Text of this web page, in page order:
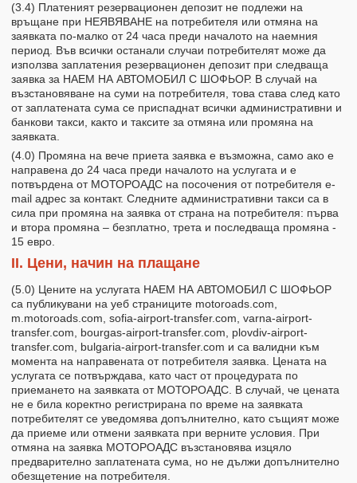
(3.4) Платеният резервационен депозит не подлежи на
връщане при НЕЯВЯВАНЕ на потребителя или отмяна на
заявката по-малко от 24 часа преди началото на наемния
период. Във всички останали случаи потребителят може да
използва заплатения резервационен депозит при следваща
заявка за НАЕМ НА АВТОМОБИЛ С ШОФЬОР. В случай на
възстановяване на суми на потребителя, това става след като
от заплатената сума се приспаднат всички административни и
банкови такси, както и таксите за отмяна или промяна на
заявката.
(4.0) Промяна на вече приета заявка е възможна, само ако е
направена до 24 часа преди началото на услугата и е
потвърдена от МОТОРОАДС на посочения от потребителя e-
mail адрес за контакт. Следните административни такси са в
сила при промяна на заявка от страна на потребителя: първа
и втора промяна – безплатно, трета и последваща промяна -
15 евро.
II. Цени, начин на плащане
(5.0) Цените на услугата НАЕМ НА АВТОМОБИЛ С ШОФЬОР
са публикувани на уеб страниците motoroads.com,
m.motoroads.com, sofia-airport-transfer.com, varna-airport-
transfer.com, bourgas-airport-transfer.com, plovdiv-airport-
transfer.com, bulgaria-airport-transfer.com и са валидни към
момента на направената от потребителя заявка. Цената на
услугата се потвърждава, като част от процедурата по
приемането на заявката от МОТОРОАДС. В случай, че цената
не е била коректно регистрирана по време на заявката
потребителят се уведомява допълнително, като същият може
да приеме или отмени заявката при верните условия. При
отмяна на заявка МОТОРОАДС възстановява изцяло
предварително заплатената сума, но не дължи допълнително
обезщетение на потребителя.